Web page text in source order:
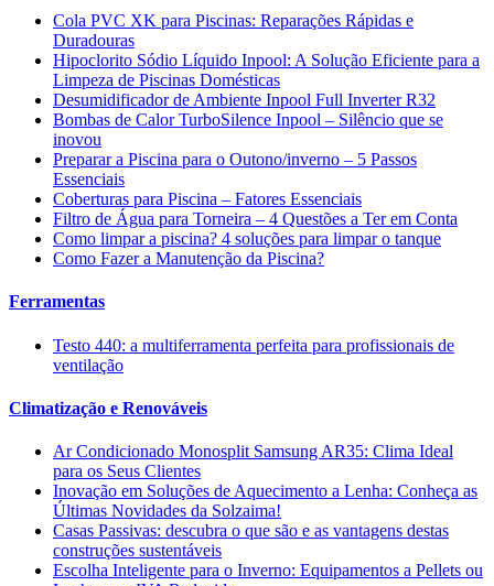
Cola PVC XK para Piscinas: Reparações Rápidas e
Duradouras
Hipoclorito Sódio Líquido Inpool: A Solução Eficiente para a
Limpeza de Piscinas Domésticas
Desumidificador de Ambiente Inpool Full Inverter R32
Bombas de Calor TurboSilence Inpool – Silêncio que se
inovou
Preparar a Piscina para o Outono/inverno – 5 Passos
Essenciais
Coberturas para Piscina – Fatores Essenciais
Filtro de Água para Torneira – 4 Questões a Ter em Conta
Como limpar a piscina? 4 soluções para limpar o tanque
Como Fazer a Manutenção da Piscina?
Ferramentas
Testo 440: a multiferramenta perfeita para profissionais de
ventilação
Climatização e Renováveis
Ar Condicionado Monosplit Samsung AR35: Clima Ideal
para os Seus Clientes
Inovação em Soluções de Aquecimento a Lenha: Conheça as
Últimas Novidades da Solzaima!
Casas Passivas: descubra o que são e as vantagens destas
construções sustentáveis
Escolha Inteligente para o Inverno: Equipamentos a Pellets ou